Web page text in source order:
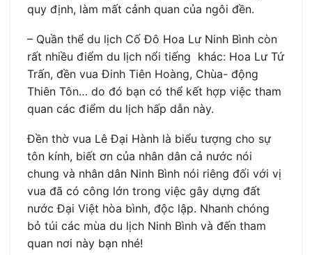
quy định, làm mất cảnh quan của ngôi đền.
– Quần thể du lịch Cố Đô Hoa Lư Ninh Bình còn
rất nhiều điểm du lịch nổi tiếng khác: Hoa Lư Tứ
Trấn, đền vua Đinh Tiên Hoàng, Chùa- động
Thiên Tôn… do đó bạn có thể kết hợp việc tham
quan các điểm du lịch hấp dẫn này.
Đền thờ vua Lê Đại Hành là biểu tượng cho sự
tôn kính, biết ơn của nhân dân cả nước nói
chung và nhân dân Ninh Bình nói riêng đối với vị
vua đã có công lớn trong việc gây dựng đất
nước Đại Việt hòa bình, độc lập. Nhanh chóng
bỏ túi các mùa du lịch Ninh Bình và đến tham
quan nơi này bạn nhé!